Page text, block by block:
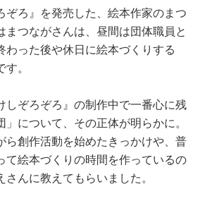
ぞろ』を発売した、絵本作家のまつ
まつながさんは、昼間は団体職員と
わった後や休日に絵本づくりする
。
しぞろぞろ』の制作中で一番心に残
について、その正体が明らかに。
ら創作活動を始めたきっかけや、普
て絵本づくりの時間を作っているの
んに教えてもらいました。